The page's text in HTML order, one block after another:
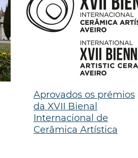
Aprovados os prémios
da XVII Bienal
Internacional de
Cerâmica Artística